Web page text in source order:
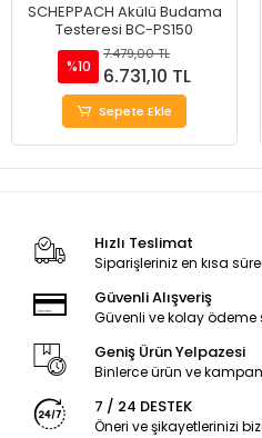
SCHEPPACH Akülü Budama
Testeresi BC-PS150
%10
7.479,00 TL
6.731,10 TL
Sepete Ekle
Hızlı Teslimat
Siparişleriniz en kısa
Güvenli Alışveriş
Güvenli ve kolay ödeme
Geniş Ürün Yelpazesi
Binlerce ürün ve
7 / 24 DESTEK
Öneri ve şikayetlerinizi